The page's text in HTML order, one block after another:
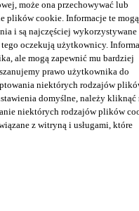
klejenia lusterek i
302
elementów
na technologii
może ona przechowywać lub
plików cookie. Informacje te mogą
i są najczęściej wykorzystywane
oczekują użytkownicy.
ale mogą zapewnić mu bardziej
prawo użytkownika do
niektórych rodzajów
domyślne, należy kliknąć
niektórych rodzajów plików
z witryną i usługami, które